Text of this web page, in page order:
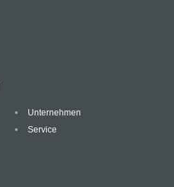
Unternehmen
Service